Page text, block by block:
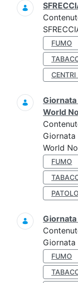
FUMO
World
World
FUMO
Giornata
Giornata
FUMO